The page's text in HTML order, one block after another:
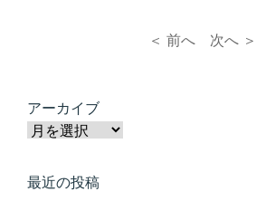
＜ 前へ 次へ ＞
アーカイブ
最近の投稿